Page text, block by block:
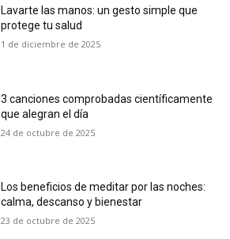
Lavarte las manos: un gesto simple que
protege tu salud
1 de diciembre de 2025
3 canciones comprobadas científicamente
que alegran el día
24 de octubre de 2025
Los beneficios de meditar por las noches:
calma, descanso y bienestar
23 de octubre de 2025